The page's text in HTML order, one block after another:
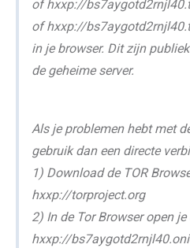
of hxxp://
of hxxp://
in je browser. Dit zijn
de geheime server.
Als je problemen hebt met
gebruik dan een directe
1) Download de TOR
hxxp://torproject.org
2) In de Tor Browser open je
hxxp://